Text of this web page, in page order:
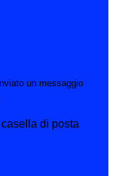
un messaggio
di posta